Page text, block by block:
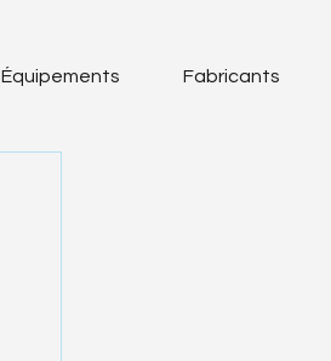
Équipements Fabricants